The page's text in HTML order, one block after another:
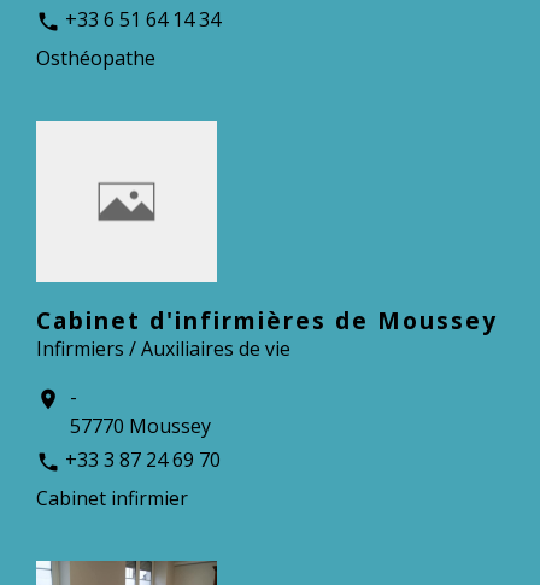
phone +33 6 51 64 14 34
Osthéopathe
Cabinet d'infirmières de Moussey
Infirmiers / Auxiliaires de vie
location_on
-
57770 Moussey
phone +33 3 87 24 69 70
Cabinet infirmier